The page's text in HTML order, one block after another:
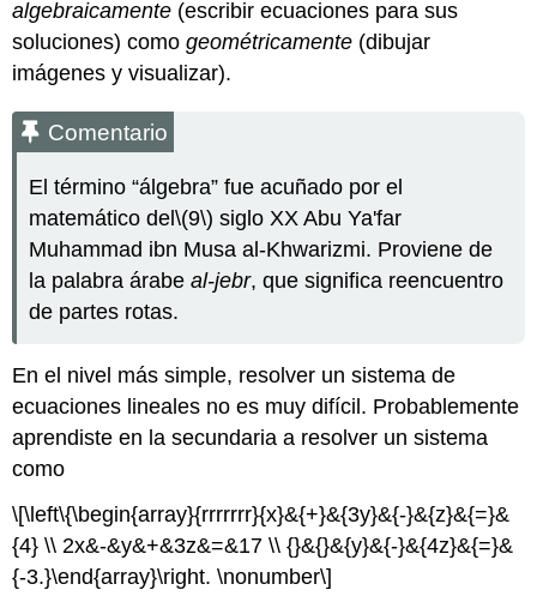
Civil
Ejemplo
Ingeniería
Química
Ejemplo
Biología
Ejemplo
Astronomía
Ejemplo
-
la
Computación
Cómo
usar
libro
de
texto
Feedback
algebraicamente (escribir ecuaciones para sus
soluciones) comogeométricamente (dibujar
imágenes y visualizar).
Comentario
El término “álgebra” fue acuñado por el
matemático del\(9\) siglo XX Abu Ya'far
Muhammad ibn Musa al-Khwarizmi. Proviene de
la palabra árabeal-jebr, que significa reencuentro
de partes rotas.
En el nivel más simple, resolver un sistema de
ecuaciones lineales no es muy difícil. Probablemente
aprendiste en la secundaria a resolver un sistema
como
\[\left\{\begin{array}{rrrrrrr}{x}&{+}&{3y}&{-}&{z}&{=}&
{4} \\ 2x&-&y&+&3z&=&17 \\ {}&{}&{y}&{-}&{4z}&{=}&
{-3.}\end{array}\right. \nonumber\]